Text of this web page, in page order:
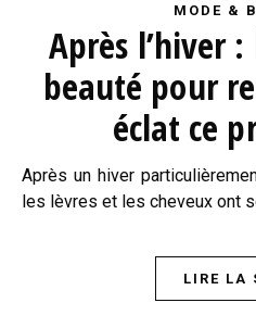
MODE &
Après l’hiver
beauté pour
éclat ce
Après un hiver particulièrement long et exigeant, la peau,
les lèvres et les cheveux ont
LIRE LA